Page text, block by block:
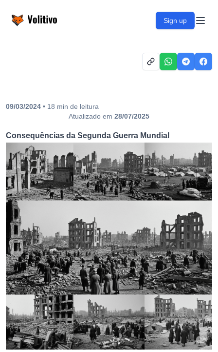
Volitivo Sign up
09/03/2024 • 18 min de leitura
Atualizado em 28/07/2025
Consequências da Segunda Guerra Mundial